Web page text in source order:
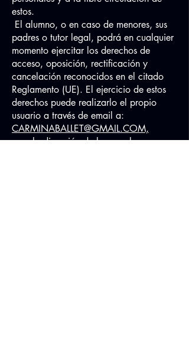
estos.
El alumno, o en caso de menores, sus
padres o tutor legal, podrá en cualquier
momento ejercitar los derechos de
acceso, oposición, rectificación y
cancelación reconocidos en el citado
Reglamento (UE). El ejercicio de estos
derechos puede realizarlo el propio
usuario a través de email a:
CARMINABALLET@GMAIL.COM,
o en la dirección de la escuela: